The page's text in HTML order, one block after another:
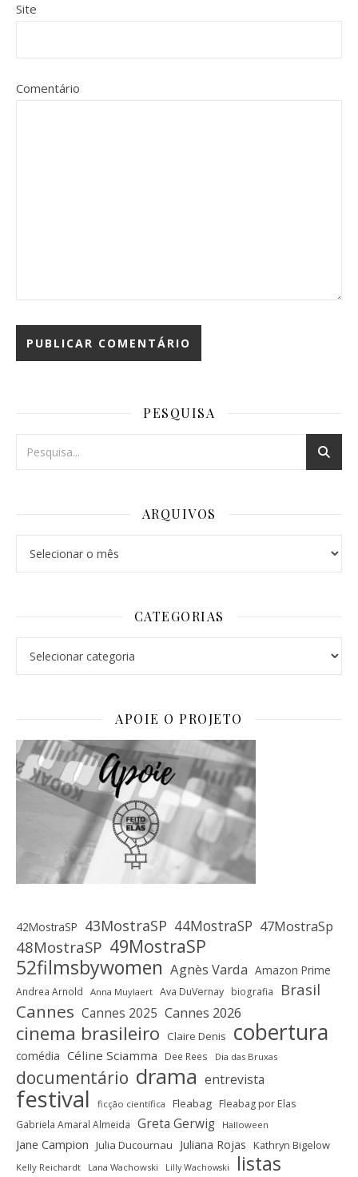
Site
Comentário
PESQUISA
ARQUIVOS
CATEGORIAS
APOIE O PROJETO
42MostraSP 43MostraSP 44MostraSP 47MostraSp
48MostraSP 49MostraSP
52filmsbywomen Agnès Varda Amazon Prime
Andrea Arnold Anna Muylaert Ava DuVernay biografia Brasil
Cannes Cannes 2025 Cannes 2026
cinema brasileiro Claire Denis cobertura
comédia Céline Sciamma Dee Rees Dia das Bruxas
documentário drama entrevista
festival ficção científica Fleabag Fleabag por Elas
Gabriela Amaral Almeida Greta Gerwig Halloween
Jane Campion Julia Ducournau Juliana Rojas Kathryn Bigelow
Kelly Reichardt Lana Wachowski Lilly Wachowski listas